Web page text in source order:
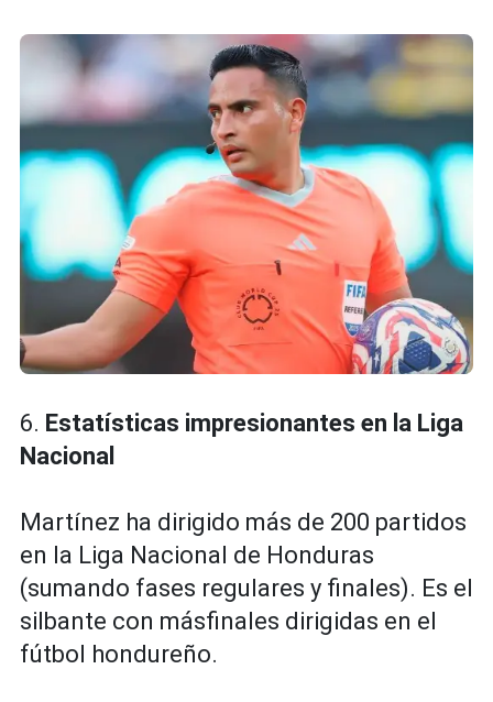
6. Estatísticas impresionantes en la Liga
Nacional
Martínez ha dirigido más de 200 partidos
en la Liga Nacional de Honduras
(sumando fases regulares y finales). Es el
silbante con másfinales dirigidas en el
fútbol hondureño.